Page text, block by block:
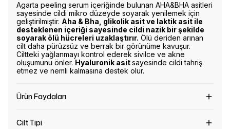
Agarta peeling serum içeriğinde bulunan AHA&BHA asitleri
sayesinde cildi mikro düzeyde soyarak yenilemek için
geliştirilmiştir. Aha & Bha, glikolik asit ve laktik asit ile
desteklenen içeriği sayesinde cildi nazik bir şekilde
soyarak ölü hücreleri uzaklaştırır. Ölü deriden arınan
cilt daha pürüzsüz ve berrak bir görünüme kavuşur.
Ciltteki yağlanmayı kontrol ederek sivilce ve akne
oluşumunu önler. Hyaluronik asitsayesinde cildi tahriş
etmez ve nemli kalmasına destek olur.
Ürün Faydaları
Cilt Tipi